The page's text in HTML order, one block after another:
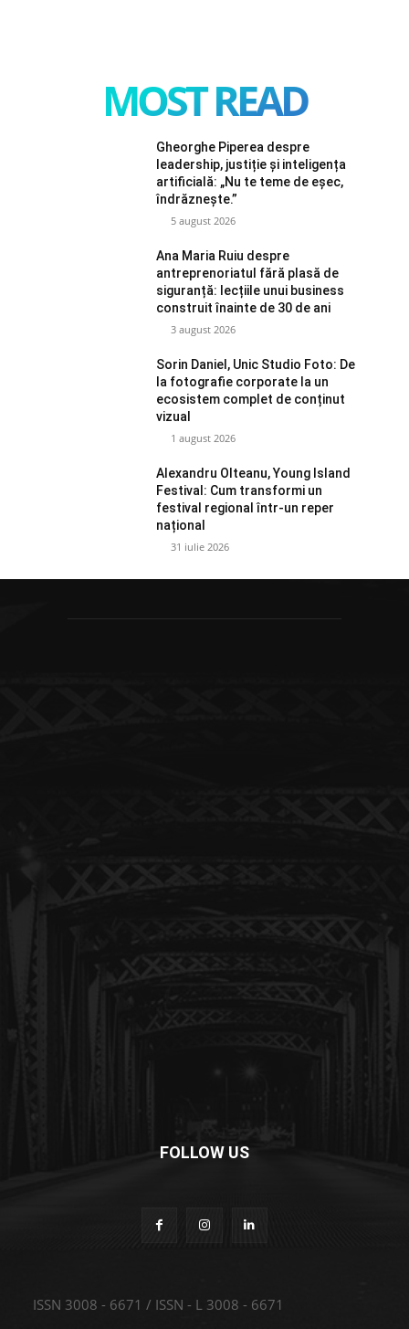
MOST READ
Gheorghe Piperea despre
leadership, justiție și inteligența
artificială: „Nu te teme de eșec,
îndrăznește.”
5 august 2026
Ana Maria Ruiu despre
antreprenoriatul fără plasă de
siguranță: lecțiile unui business
construit înainte de 30 de ani
3 august 2026
Sorin Daniel, Unic Studio Foto: De
la fotografie corporate la un
ecosistem complet de conținut
vizual
1 august 2026
Alexandru Olteanu, Young Island
Festival: Cum transformi un
festival regional într-un reper
național
31 iulie 2026
FOLLOW US
ISSN 3008 - 6671 / ISSN - L 3008 - 6671